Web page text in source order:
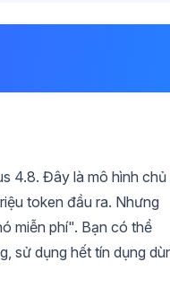
4.8. Đây là mô hình chủ
token đầu ra. Nhưng
miễn phí". Bạn có thể
sử dụng hết tín dụng